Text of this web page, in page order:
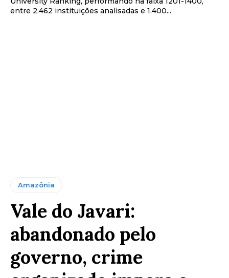
entre 2.462 instituições analisadas e 1.400...
Amazônia
Vale do Javari:
abandonado pelo
governo, crime